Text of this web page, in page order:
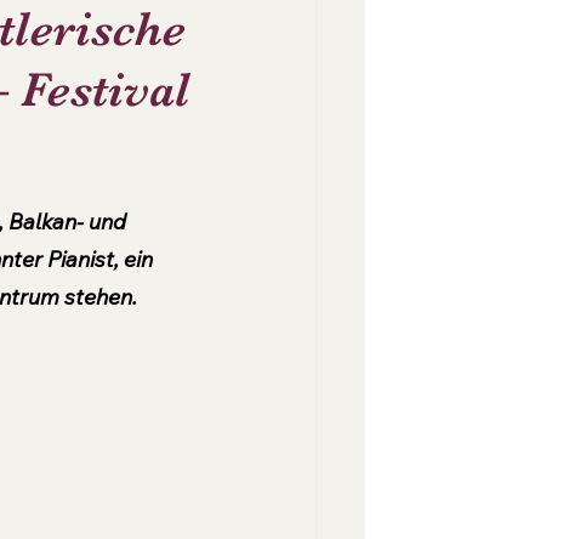
Festival
Balkan- und
Pianist, ein
stehen.